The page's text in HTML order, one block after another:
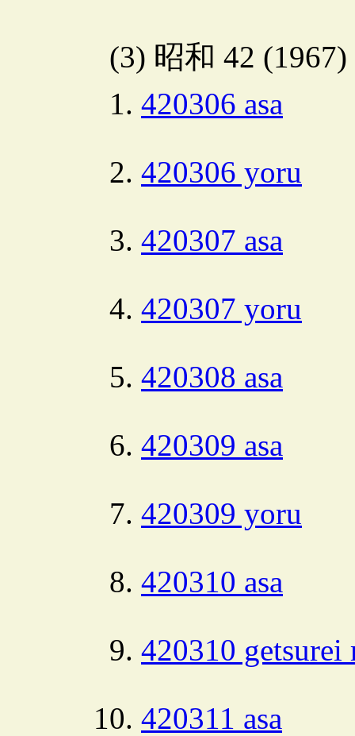
(3) 昭和 42
420306 asa
420306 yoru
420307 asa
420307 yoru
420308 asa
420309 asa
420309 yoru
420310 asa
420310 getsurei
420311 asa